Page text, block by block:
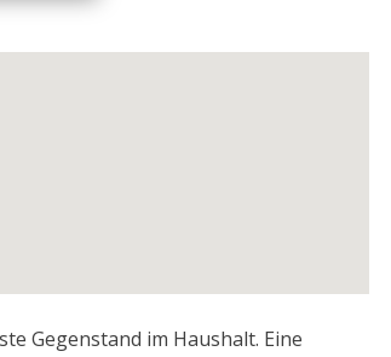
Gegenstand im Haushalt. Eine